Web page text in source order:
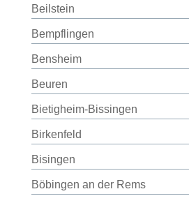
Beilstein
Bempflingen
Bensheim
Beuren
Bietigheim-Bissingen
Birkenfeld
Bisingen
Böbingen an der Rems